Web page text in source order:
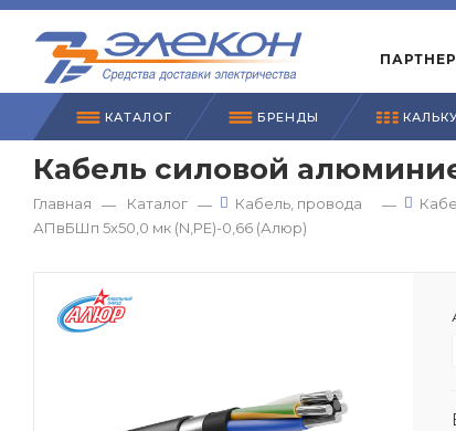
КАТАЛОГ БРЕНДЫ
Кабель силовой
Главная — Каталог — Кабель, провода —
АПвБШп 5х50,0 мк (N,PE)-0,66 (Алюр)